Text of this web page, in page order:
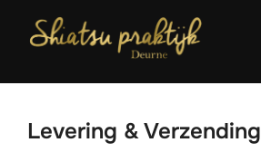
inhoud
Levering & Verzending